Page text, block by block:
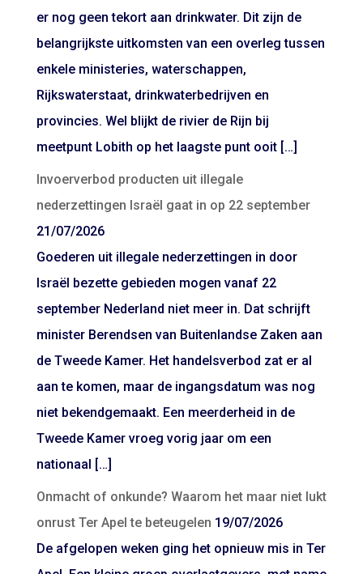
er nog geen tekort aan drinkwater. Dit zijn de
belangrijkste uitkomsten van een overleg tussen
enkele ministeries, waterschappen,
Rijkswaterstaat, drinkwaterbedrijven en
provincies. Wel blijkt de rivier de Rijn bij
meetpunt Lobith op het laagste punt ooit […]
Invoerverbod producten uit illegale
nederzettingen Israël gaat in op 22 september
21/07/2026
Goederen uit illegale nederzettingen in door
Israël bezette gebieden mogen vanaf 22
september Nederland niet meer in. Dat schrijft
minister Berendsen van Buitenlandse Zaken aan
de Tweede Kamer. Het handelsverbod zat er al
aan te komen, maar de ingangsdatum was nog
niet bekendgemaakt. Een meerderheid in de
Tweede Kamer vroeg vorig jaar om een
nationaal […]
Onmacht of onkunde? Waarom het maar niet lukt
onrust Ter Apel te beteugelen 19/07/2026
De afgelopen weken ging het opnieuw mis in Ter